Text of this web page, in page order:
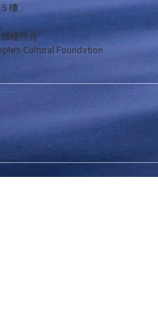
樓
權所有
Cultural Foundation